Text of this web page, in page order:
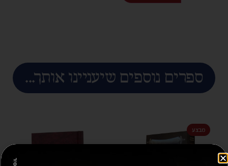
ספרים נוספים שיעניינו אותך...
מבצע